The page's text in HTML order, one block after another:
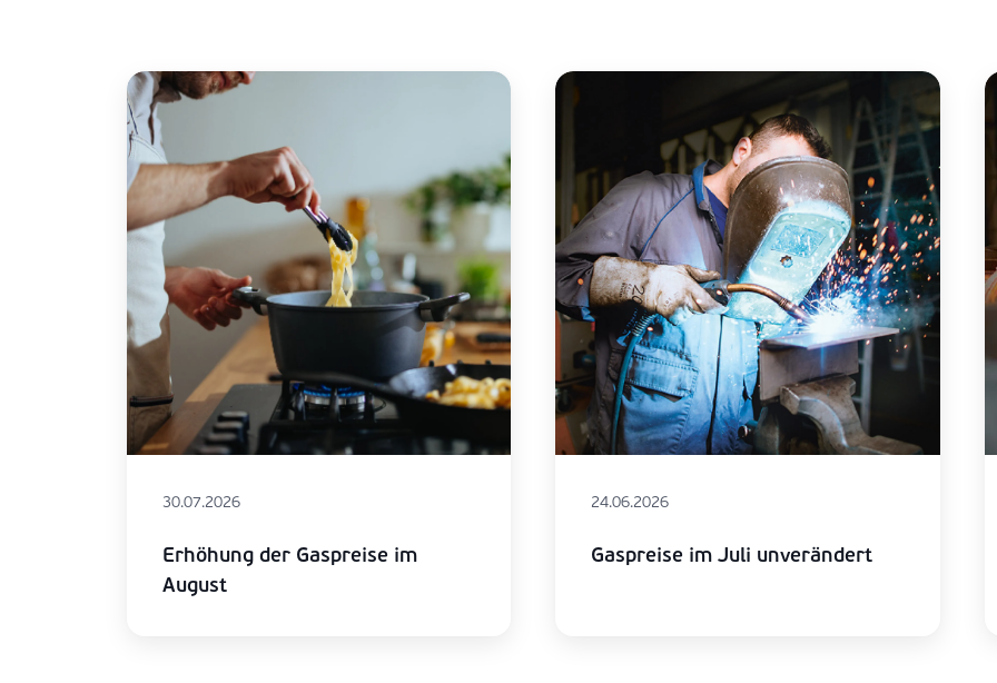
30.07.2026
Erhöhung der Gaspreise im
August
24.06.2026
Gaspreise im Juli unverändert